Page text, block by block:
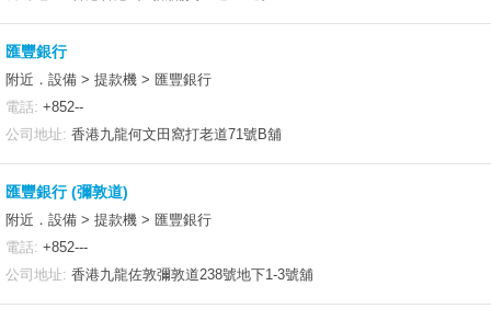
匯豐銀行
附近．設備 > 提款機 > 匯豐銀行
電話: +852--
公司地址: 香港九龍何文田窩打老道71號B舖
匯豐銀行 (彌敦道)
附近．設備 > 提款機 > 匯豐銀行
電話: +852---
公司地址: 香港九龍佐敦彌敦道238號地下1-3號舖